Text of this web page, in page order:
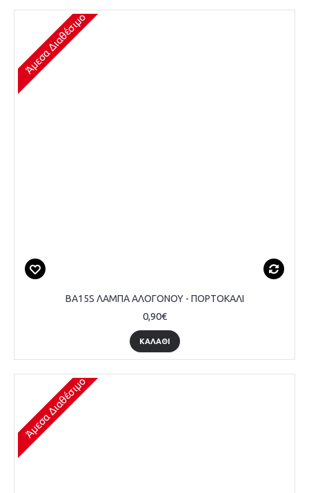
Άμεσα Διαθέσιμο
BA15S ΛΑΜΠΑ ΑΛΟΓΟΝΟΥ - ΠΟΡΤΟΚΑΛΙ
0,90€
ΚΑΛΆΘΙ
Άμεσα Διαθέσιμο